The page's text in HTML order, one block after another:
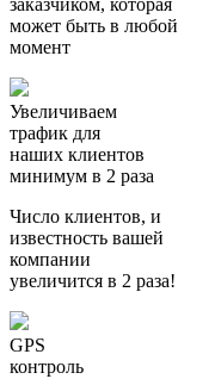
заказчиком, которая
может быть в любой
момент
Увеличиваем
трафик для
наших клиентов
минимум в 2 раза
Число клиентов, и
известность вашей
компании
увеличится в 2 раза!
GPS
контроль